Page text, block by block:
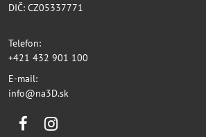
DIČ: CZ05337771
Telefon:
+421 432 901 100
E-mail:
info@na3D.sk
FacebookInstagram